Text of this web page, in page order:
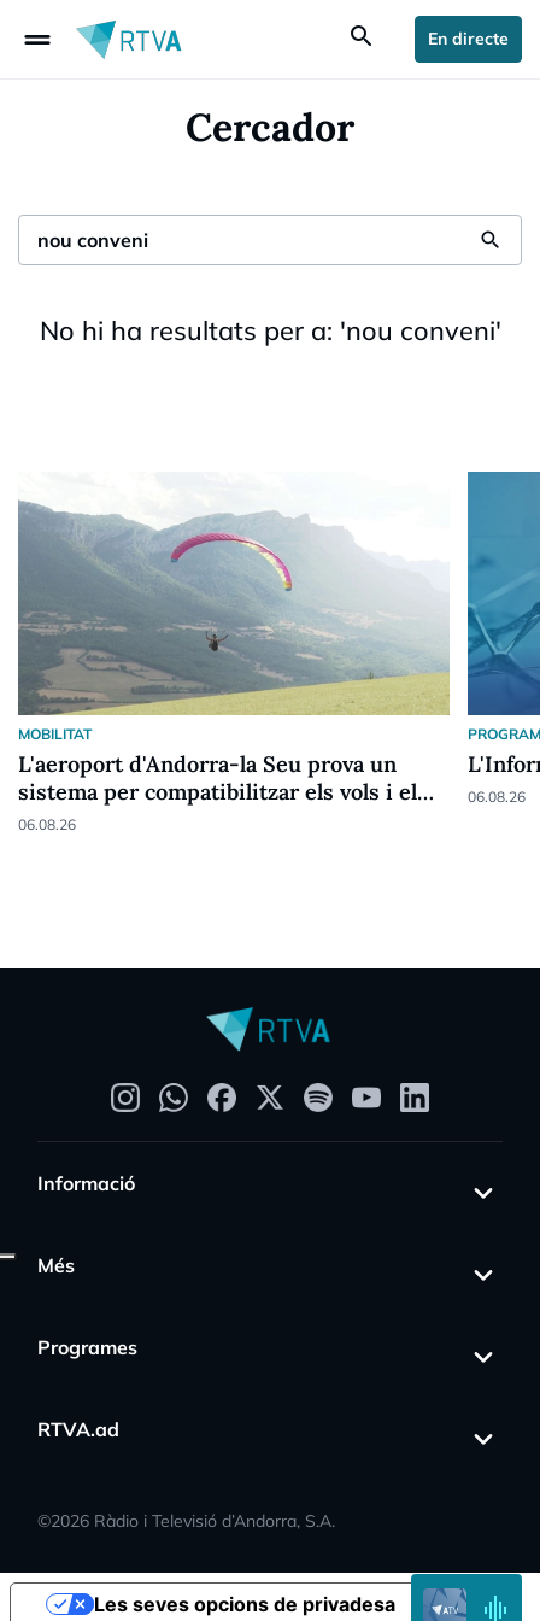
drag_handle search En directe
Cercador
search
No hi ha resultats per a: 'nou conveni'
MOBILITAT
L'aeroport d'Andorra-la Seu prova un
sistema per compatibilitzar els vols i el
parapent
06.08.26
06.08.26
Informació
Més
Programes
RTVA.ad
©2026 Ràdio i Televisió d’Andorra, S.A.
EN
DIRECTELes seves opcions de privadesa